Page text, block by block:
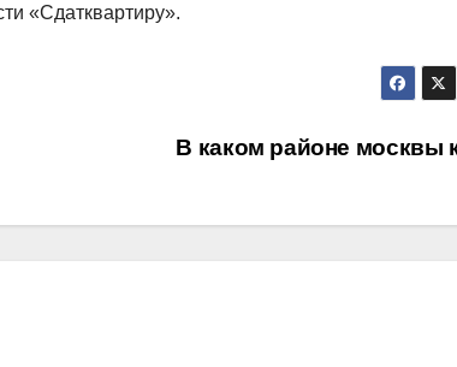
«Сдатквартиру».
В каком районе москвы